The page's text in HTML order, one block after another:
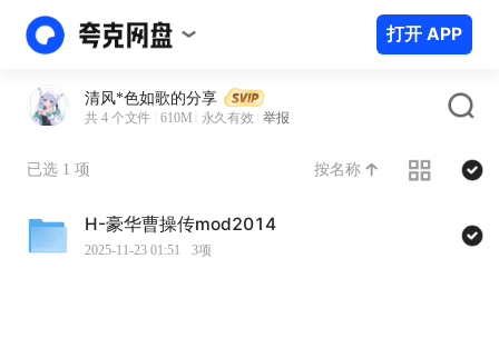
打开 APP
清风*色如歌的分享
共 4 个文件 610M 永久有效 举报
已选 1 项 按名称
H-豪华曹操传mod2014
2025-11-23 01:51 3项